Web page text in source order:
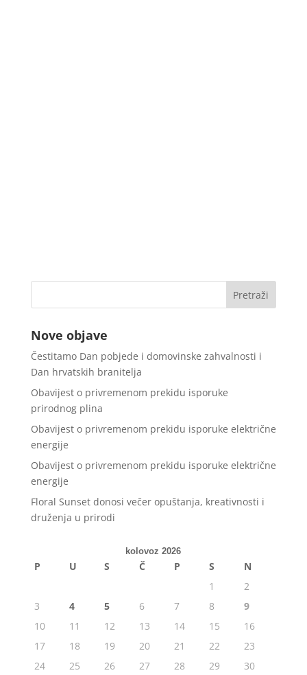
Nove objave
Čestitamo Dan pobjede i domovinske zahvalnosti i
Dan hrvatskih branitelja
Obavijest o privremenom prekidu isporuke
prirodnog plina
Obavijest o privremenom prekidu isporuke električne
energije
Obavijest o privremenom prekidu isporuke električne
energije
Floral Sunset donosi večer opuštanja, kreativnosti i
druženja u prirodi
kolovoz 2026
P U S Č P S
N
1
2
3
4 5 6 7 8
9
10
11 12 13 14 15
16
17
18 19 20 21 22
23
24
25 26 27 28 29 30